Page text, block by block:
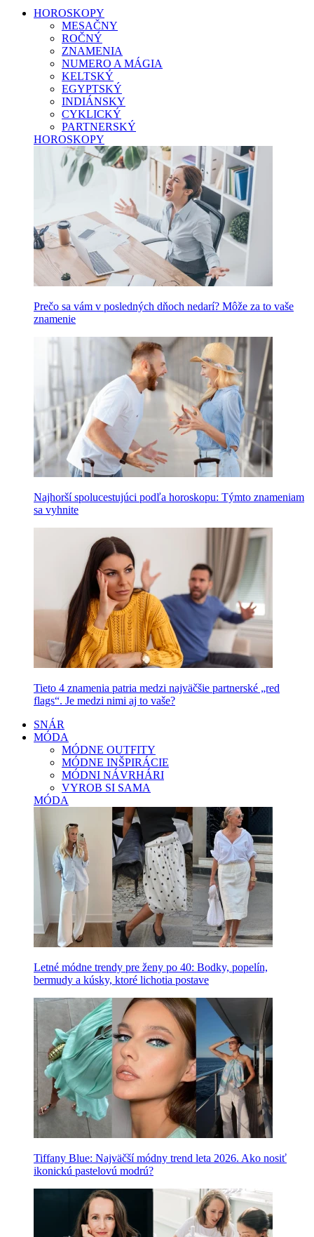
HOROSKOPY
MESAČNY
ROČNÝ
ZNAMENIA
NUMERO A MÁGIA
KELTSKÝ
EGYPTSKÝ
INDIÁNSKY
CYKLICKÝ
PARTNERSKÝ
HOROSKOPY
Prečo sa vám v posledných dňoch nedarí? Môže za to vaše
znamenie
Najhorší spolucestujúci podľa horoskopu: Týmto znameniam
sa vyhnite
Tieto 4 znamenia patria medzi najväčšie partnerské „red
flags“. Je medzi nimi aj to vaše?
SNÁR
MÓDA
MÓDNE OUTFITY
MÓDNE INŠPIRÁCIE
MÓDNI NÁVRHÁRI
VYROB SI SAMA
MÓDA
Letné módne trendy pre ženy po 40: Bodky, popelín,
bermudy a kúsky, ktoré lichotia postave
Tiffany Blue: Najväčší módny trend leta 2026. Ako nosiť
ikonickú pastelovú modrú?